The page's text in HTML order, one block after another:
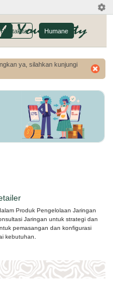
Hostakita Humane
ya, silahkan kunjungi
Produk Pengelolaan Jaringan
Jaringan untuk strategi dan
pemasangan dan konfigurasi
kebutuhan.